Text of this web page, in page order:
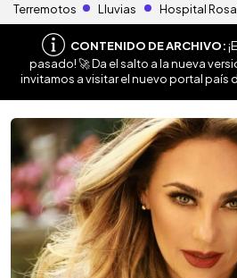
Terremotos Lluvias Hospital
CONTENIDO DE ARCHIVO:
pasado! 🚀 Da el salto a la nueva
invitamos a visitar el nuevo portal